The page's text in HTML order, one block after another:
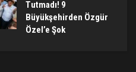
Tutmadı! 9
Büyükşehirden Özgür
Özel’e Şok